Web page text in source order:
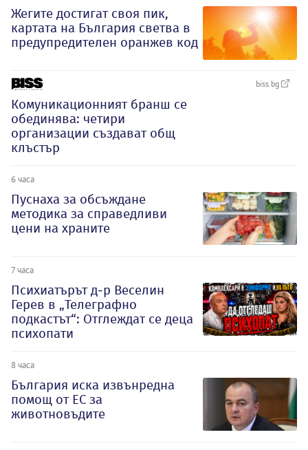
Жегите достигат своя пик,
картата на България светва в
предупредителен оранжев код
biss.bg
Комуникационният бранш се
обединява: четири
организации създават общ
клъстър
6 часа
Пуснаха за обсъждане
методика за справедливи
цени на храните
7 часа
Психиатърът д-р Веселин
Герев в „Телеграфно
подкастът“: Отглеждат се деца
психопати
8 часа
България иска извънредна
помощ от ЕС за
животновъдите